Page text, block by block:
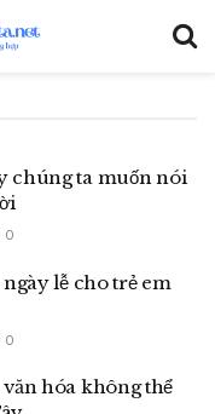
chúng ta muốn nói
0
lễ cho trẻ em
0
hóa không thể